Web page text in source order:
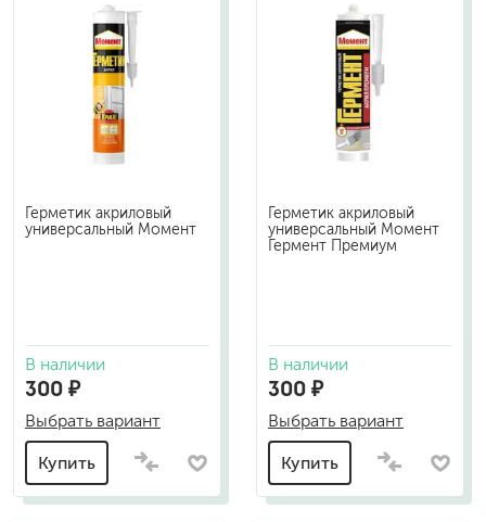
Герметик акриловый
универсальный Момент
В наличии
300 ₽
Выбрать вариант
Купить
Герметик акриловый
универсальный Момент
Гермент Премиум
В наличии
300 ₽
Выбрать вариант
Купить